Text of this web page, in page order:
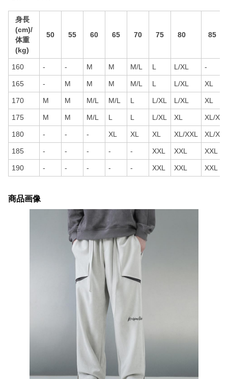
身長
(cm)/
体重
(kg)
50 55 60 65 70 75 80 85
160 - - M M M/L L L/XL -
165 - M M M M/L L L/XL XL
170 M M M/L M/L L L/XL L/XL XL
175 M M M/L L L L/XL XL XL/XXL
180 - - - XL XL XL XL/XXL XL/XXL
185 - - - - - XXL XXL XXL
190 - - - - - XXL XXL XXL
商品画像